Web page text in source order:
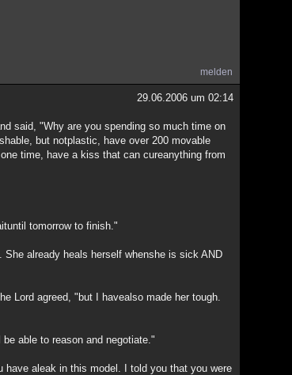
melden
29.06.2006 um 02:14
said, "Why are you spending so much time on
but notplastic, have over 200 movable
time, have a kiss that can cureanything from
tomorrow to finish."
already heals herself whenshe is sick AND
Lord agreed, "but I havealso made her tough.
able to reason and negotiate."
aleak in this model. I told you that you were